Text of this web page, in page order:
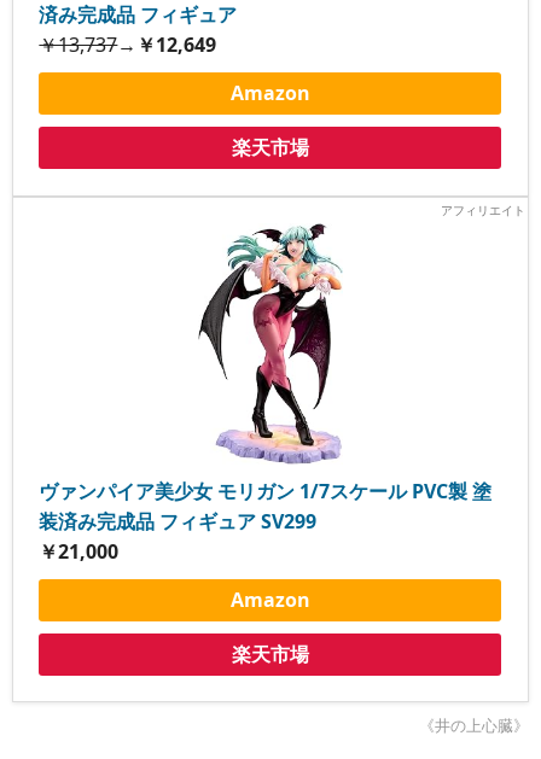
済み完成品 フィギュア
￥13,737→ ￥12,649
Amazon
楽天市場
ヴァンパイア美少女 モリガン 1/7スケール PVC製 塗
装済み完成品 フィギュア SV299
￥21,000
Amazon
楽天市場
《井の上心臓》